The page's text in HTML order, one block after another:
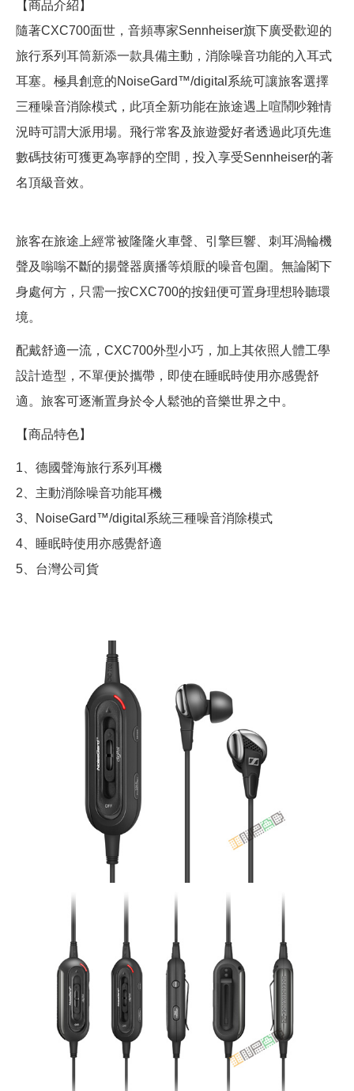
【商品介紹】
隨著CXC700面世，音頻專家Sennheiser旗下廣受歡迎的
旅行系列耳筒新添一款具備主動，消除噪音功能的入耳式
耳塞。極具創意的NoiseGard™/digital系統可讓旅客選擇
三種噪音消除模式，此項全新功能在旅途遇上喧鬧吵雜情
況時可謂大派用場。飛行常客及旅遊愛好者透過此項先進
數碼技術可獲更為寧靜的空間，投入享受Sennheiser的著
名頂級音效。
旅客在旅途上經常被隆隆火車聲、引擎巨響、刺耳渦輪機
聲及嗡嗡不斷的揚聲器廣播等煩厭的噪音包圍。無論閣下
身處何方，只需一按CXC700的按鈕便可置身理想聆聽環
境。
配戴舒適一流，CXC700外型小巧，加上其依照人體工學
設計造型，不單便於攜帶，即使在睡眠時使用亦感覺舒
適。旅客可逐漸置身於令人鬆弛的音樂世界之中。
【商品特色】
1、德國聲海旅行系列耳機
2、主動消除噪音功能耳機
3、NoiseGard™/digital系統三種噪音消除模式
4、睡眠時使用亦感覺舒適
5、台灣公司貨